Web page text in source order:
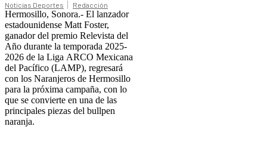
Noticias Deportes Redacción
Hermosillo, Sonora.- El lanzador
estadounidense Matt Foster,
ganador del premio Relevista del
Año durante la temporada 2025-
2026 de la Liga ARCO Mexicana
del Pacífico (LAMP), regresará
con los Naranjeros de Hermosillo
para la próxima campaña, con lo
que se convierte en una de las
principales piezas del bullpen
naranja.